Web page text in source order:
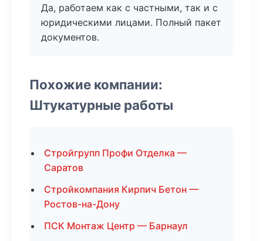
Да, работаем как с частными, так и с
юридическими лицами. Полный пакет
документов.
Похожие компании:
Штукатурные работы
Стройгрупп Профи Отделка —
Саратов
Стройкомпания Кирпич Бетон —
Ростов-на-Дону
ПСК Монтаж Центр — Барнаул